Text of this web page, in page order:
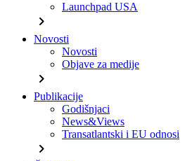
Launchpad USA
chevron_right
Novosti
Novosti
Objave za medije
chevron_right
Publikacije
Godišnjaci
News&Views
Transatlantski i EU odnosi
chevron_right